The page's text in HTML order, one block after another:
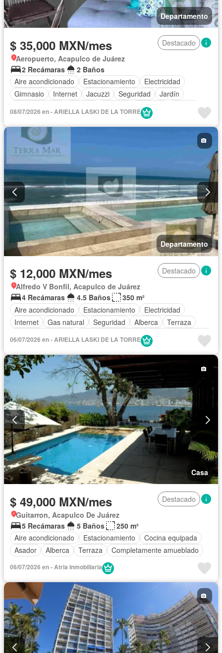
Departamento
$ 35,000 MXN/mes
Destacado
Aeropuerto, Acapulco de Juárez
2 Recámaras
2 Baños
Aire acondicionado
Estacionamiento
Electricidad
Gimnasio
Internet Jacuzzi Seguridad
Jardín
Elevador
Acceso para personas con discapacidad
Cocina equipada
Zona infantil
Recámara con closet
Permite niños
08/07/2026 en - ARIELLA LASKI DE LA TORRE
Departamento
$ 12,000 MXN/mes
Destacado
Alfredo V Bonfil, Acapulco de Juárez
4 Recámaras
4.5 Baños
350 m²
Aire acondicionado
Estacionamiento
Electricidad
Internet
Gas natural Seguridad Alberca
Terraza
Acceso para personas con discapacidad
Cocina integral
Cisterna
Jardín
Cocina equipada Zona infantil
Jacuzzi
Agua Televisión por cable
Cancha de tenis
Vista panorámica
Recámara con closet
Caseta de vigilancia
Wifi Sauna
Permite niños
Completamente amueblado
06/07/2026 en - ARIELLA LASKI DE LA TORRE
Casa
$ 49,000 MXN/mes
Destacado
Guitarron, Acapulco De Juárez
5 Recámaras
5 Baños
250 m²
Aire acondicionado
Estacionamiento
Cocina equipada
Asador
Alberca Terraza Completamente amueblado
06/07/2026 en - Atria Inmobiliaria